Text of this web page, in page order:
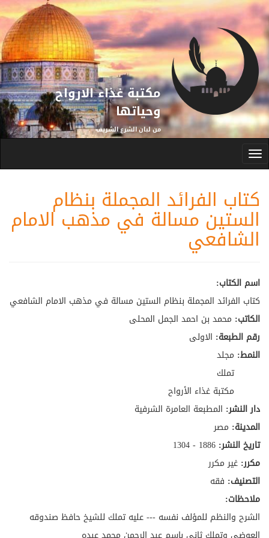
تجاوز إلى المحتوى الرئيسي
مكتبة غذاء الارواح
وحياتها
من لبان الشرع الشريف
Toggle
كتاب الفرائد المجملة بنظام
الستين مسالة في مذهب الامام
الشافعي
اسم الكتاب:
كتاب الفرائد المجملة بنظام الستين مسالة في مذهب الامام الشافعي
الكاتب: محمد بن احمد الجمل المحلى
رقم الطبعة: الاولى
النمط: مجلد
تملك
مكتبة غذاء الأرواح
دار النشر: المطبعة العامرة الشرفية
المدينة: مصر
تاريخ النشر: 1886 - 1304
مكرر: غير مكرر
التصنيف: فقه
ملاحظات:
الشرح والنظم للمؤلف نفسه --- عليه تملك للشيخ حافظ صندوقه